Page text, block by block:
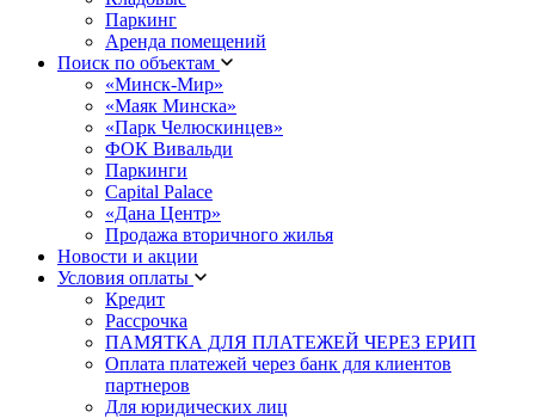
Паркинг
Аренда помещений
Поиск по объектам
«Минск-Мир»
«Маяк Минска»
«Парк Челюскинцев»
ФОК Вивальди
Паркинги
Capital Palace
«Дана Центр»
Продажа вторичного жилья
Новости и акции
Условия оплаты
Кредит
Рассрочка
ПАМЯТКА ДЛЯ ПЛАТЕЖЕЙ ЧЕРЕЗ ЕРИП
Оплата платежей через банк для клиентов
партнеров
Для юридических лиц